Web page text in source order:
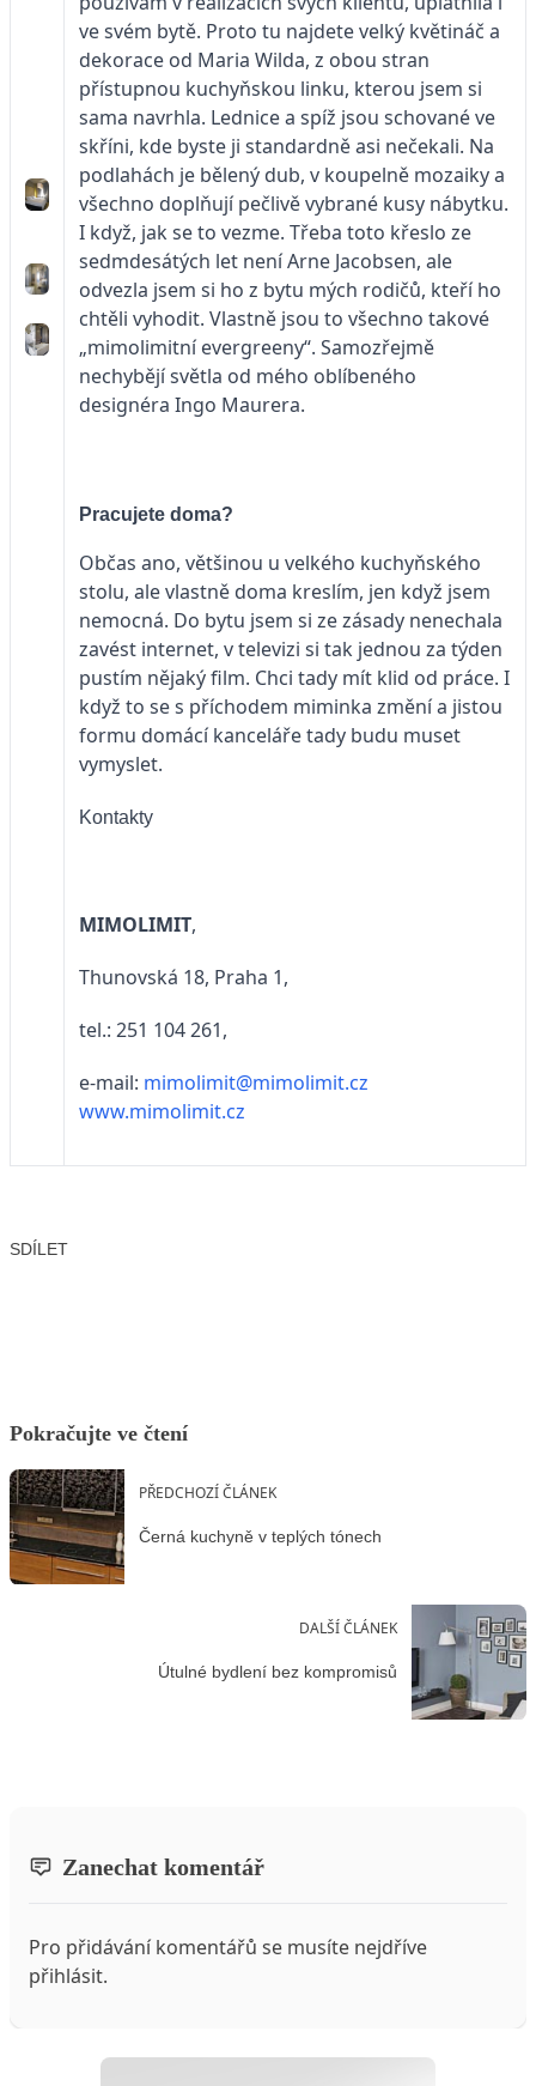
ve svém bytě. Proto tu najdete velký květináč a
dekorace od Maria Wilda, z obou stran
přístupnou kuchyňskou linku, kterou jsem si
sama navrhla. Lednice a spíž jsou schované ve
skříni, kde byste ji standardně asi nečekali. Na
podlahách je bělený dub, v koupelně mozaiky a
všechno doplňují pečlivě vybrané kusy nábytku.
I když, jak se to vezme. Třeba toto křeslo ze
sedmdesátých let není Arne Jacobsen, ale
odvezla jsem si ho z bytu mých rodičů, kteří ho
chtěli vyhodit. Vlastně jsou to všechno takové
„mimolimitní evergreeny“. Samozřejmě
nechybějí světla od mého oblíbeného
designéra Ingo Maurera.
Pracujete doma?
Občas ano, většinou u velkého kuchyňského
stolu, ale vlastně doma kreslím, jen když jsem
nemocná. Do bytu jsem si ze zásady nenechala
zavést internet, v televizi si tak jednou za týden
pustím nějaký film. Chci tady mít klid od práce. I
když to se s příchodem miminka změní a jistou
formu domácí kanceláře tady budu muset
vymyslet.
Kontakty
MIMOLIMIT,
Thunovská 18, Praha 1,
tel.: 251 104 261,
e-mail: mimolimit@mimolimit.cz
www.mimolimit.cz
SDÍLET
Pokračujte ve čtení
PŘEDCHOZÍ ČLÁNEK
Černá kuchyně v teplých tónech
DALŠÍ ČLÁNEK
Útulné bydlení bez kompromisů
Zanechat komentář
Pro přidávání komentářů se musíte nejdříve
přihlásit.